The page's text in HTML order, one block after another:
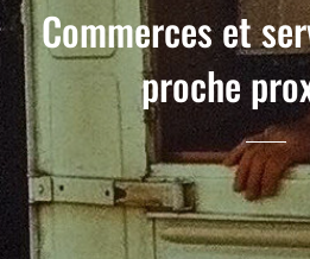
Commerces et
proche